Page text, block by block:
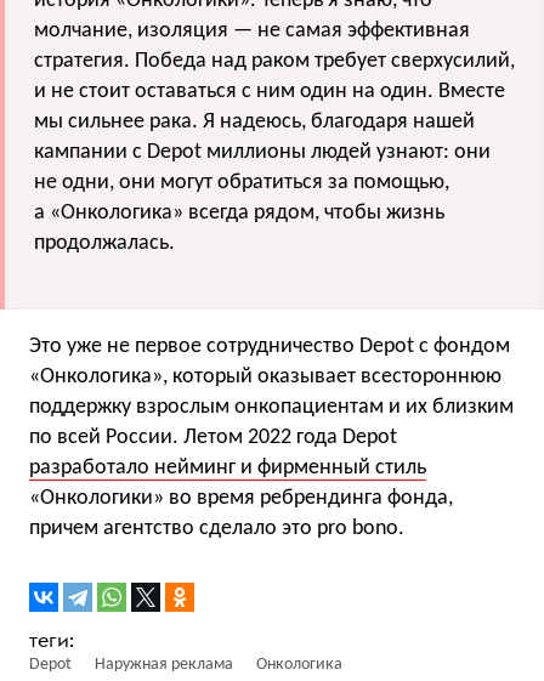
молчание, изоляция — не самая эффективная
стратегия. Победа над раком требует сверхусилий,
и не стоит оставаться с ним один на один. Вместе
мы сильнее рака. Я надеюсь, благодаря нашей
кампании с Depot миллионы людей узнают: они
не одни, они могут обратиться за помощью,
а «Онкологика» всегда рядом, чтобы жизнь
продолжалась.
Это уже не первое сотрудничество Depot с фондом
«Онкологика», который оказывает всестороннюю
поддержку взрослым онкопациентам и их близким
по всей России. Летом 2022 года Depot
разработало нейминг и фирменный стиль
«Онкологики» во время ребрендинга фонда,
причем агентство сделало это pro bono.
Depot Наружная реклама Онкологика